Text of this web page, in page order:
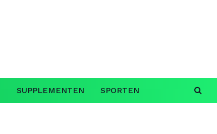
SUPPLEMENTEN SPORTEN